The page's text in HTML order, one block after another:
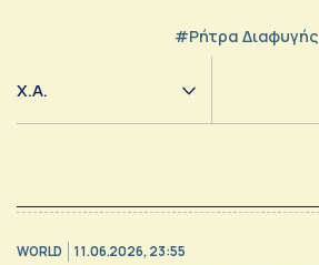
#ρήτρα Διαφυγής
Χ.Α.
WORLD 11.06.2026, 23:55